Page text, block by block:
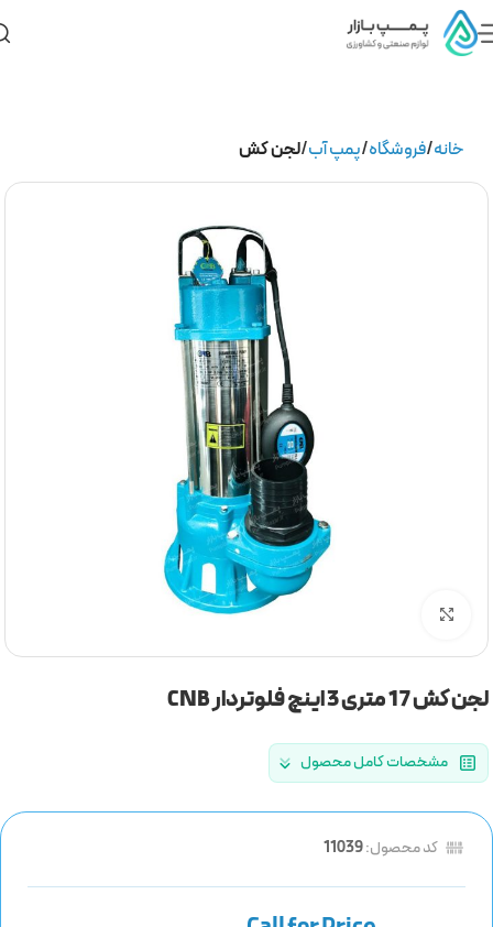
خانه فروشگاه پمپ آب لجن کش
لجن کش 17 متری 3 اینچ فلوتردار CNB
مشخصات کامل محصول
کد محصول:11039